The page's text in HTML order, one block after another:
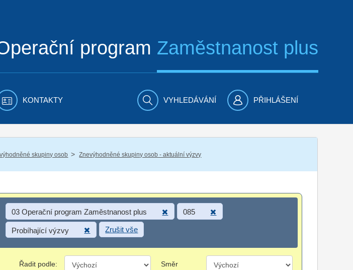
program Zaměstnanost plus
KONTAKTY VYHLEDÁVÁNÍ PŘIHLÁŠENÍ
skupiny osob / Znevýhodněné skupiny osob - aktuální výzvy
03 Operační program Zaměstnanost plus 085
Probíhající výzvy Zrušit vše
Řadit podle: Směr